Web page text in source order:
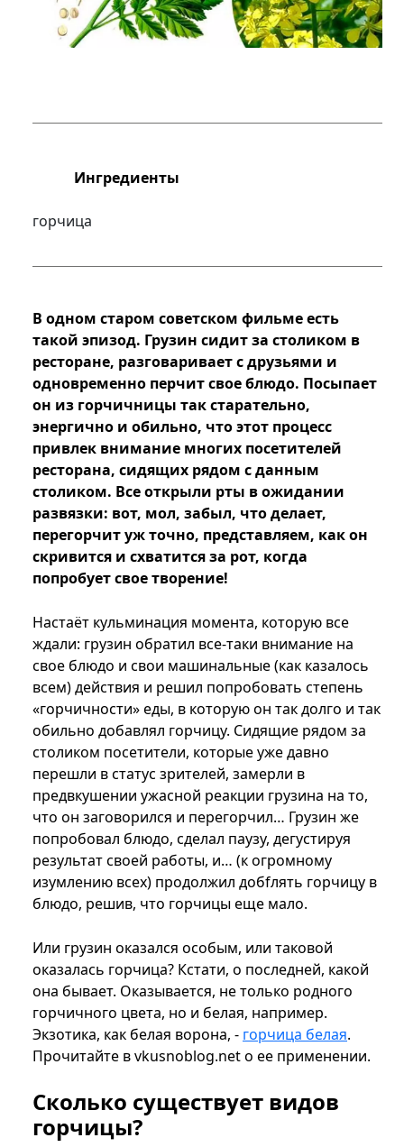
Ингредиенты
горчица
В одном старом советском фильме есть
такой эпизод. Грузин сидит за столиком в
ресторане, разговаривает с друзьями и
одновременно перчит свое блюдо. Посыпает
он из горчичницы так старательно,
энергично и обильно, что этот процесс
привлек внимание многих посетителей
ресторана, сидящих рядом с данным
столиком. Все открыли рты в ожидании
развязки: вот, мол, забыл, что делает,
перегорчит уж точно, представляем, как он
скривится и схватится за рот, когда
попробует свое творение!
Настаёт кульминация момента, которую все
ждали: грузин обратил все-таки внимание на
свое блюдо и свои машинальные (как казалось
всем) действия и решил попробовать степень
«горчичности» еды, в которую он так долго и так
обильно добавлял горчицу. Сидящие рядом за
столиком посетители, которые уже давно
перешли в статус зрителей, замерли в
предвкушении ужасной реакции грузина на то,
что он заговорился и перегорчил… Грузин же
попробовал блюдо, сделал паузу, дегустируя
результат своей работы, и… (к огромному
изумлению всех) продолжил добfлять горчицу в
блюдо, решив, что горчицы еще мало.
Или грузин оказался особым, или таковой
оказалась горчица? Кстати, о последней, какой
она бывает. Оказывается, не только родного
горчичного цвета, но и белая, например.
Экзотика, как белая ворона, - горчица белая.
Прочитайте в vkusnoblog.net о ее применении.
Сколько существует видов
горчицы?